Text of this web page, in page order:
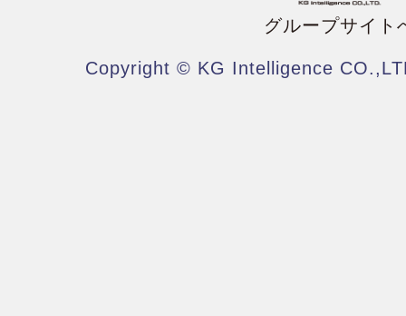
グループサイト
Copyright © KG Intelligence